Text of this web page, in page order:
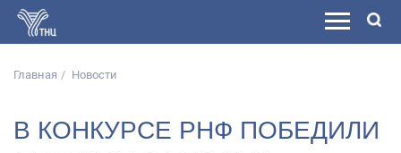
Главная Новости
В КОНКУРСЕ РНФ ПОБЕДИЛИ